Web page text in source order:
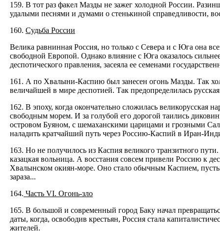
159. В тот раз факел Мазды не зажег холодной России.
удалыми песнями и думами о стенькиной справедливости,
160. Судьба России
Велика равнинная Россия, но только с Севера и с Юга она
свободной Европой. Однако влияние с Юга оказалось
деспотического правления, засеяла ее семенами
161. А по Хвалыни-Каспию был занесен огонь Мазды. Так
величайшей в мире деспотией. Так предопределилась
162. В эпоху, когда окончательно сложилась великорусская
свободным морем. И за голубой его дорогой таились
островом Буяном, с шемаханскими царицами и грозными
наладить кратчайший путь через Россию-Каспий в Иран-
163. Но не получилось из Каспия великого транзитного
казацкая вольница. А восстания совсем привели Россию к
Хвалынском окиян-море. Оно стало обычным Каспием,
зараза...
164. Часть VI. Огонь-зло
165. В большой и современный город Баку начал
даты, когда, освободив крестьян, Россия стала
жителей.